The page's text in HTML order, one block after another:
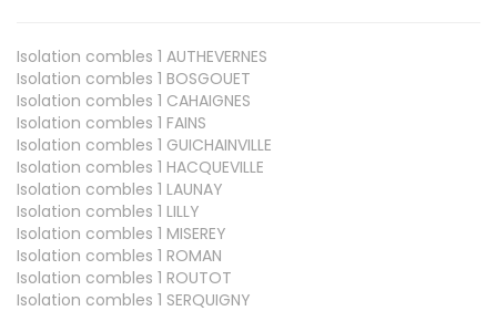
Isolation combles 1 AUTHEVERNES
Isolation combles 1 BOSGOUET
Isolation combles 1 CAHAIGNES
Isolation combles 1 FAINS
Isolation combles 1 GUICHAINVILLE
Isolation combles 1 HACQUEVILLE
Isolation combles 1 LAUNAY
Isolation combles 1 LILLY
Isolation combles 1 MISEREY
Isolation combles 1 ROMAN
Isolation combles 1 ROUTOT
Isolation combles 1 SERQUIGNY